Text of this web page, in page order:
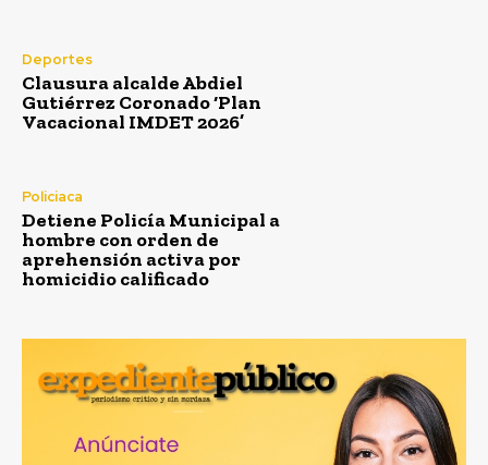
Deportes
Clausura alcalde Abdiel
Gutiérrez Coronado ‘Plan
Vacacional IMDET 2026’
Policiaca
Detiene Policía Municipal a
hombre con orden de
aprehensión activa por
homicidio calificado